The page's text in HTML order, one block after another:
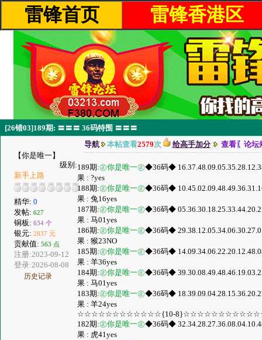
雷锋首页 雷锋香港区
[26错03]189期: 〓〓〓 36码特围 〓〓〓
【你是唯一】
级别:
新手上路
精华: 0
发帖: 627
铜板: 634 个
银元: 2837 元
贡献值: 563 点
注册:2023-09-12
登录:2026-08-08
历史记录
导航 本帖查看2579次 给高手加分 查看〖论坛
189期:㊣你是唯一㊣◆36码◆
果 : ?yes
188期:㊣你是唯一㊣◆36码◆
果 : 兔16yes
187期:㊣你是唯一㊣◆36码◆
果 : 马01yes
186期:㊣你是唯一㊣◆36码◆
果 : 猴23NO
185期:㊣你是唯一㊣◆36码◆
果 : 羊36yes
184期:㊣你是唯一㊣◆36码◆
果 : 马01yes
183期:㊣你是唯一㊣◆36码◆
果 : 羊24yes
☆☆☆☆☆☆☆☆☆☆☆☆{10-
182期:㊣你是唯一㊣◆36码◆
果 : 虎41yes